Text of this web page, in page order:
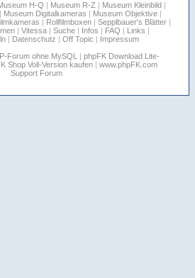
H-Q | Museum R-Z | Museum Kleinbild |
| Museum Digitalkameras | Museum Objektive|
| Rollfilmboxen| Sepplbauer's Blätter|
| Vitessa | Suche | Infos | FAQ | Links |
| Datenschutz | Off Topic | Impressum
Forum ohne MySQL | phpFK Download Lite-
Shop Voll-Version kaufen| www.phpFK.com
Support Forum